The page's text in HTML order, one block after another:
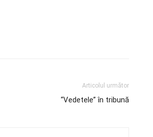
Articolul următor
“Vedetele” în tribună